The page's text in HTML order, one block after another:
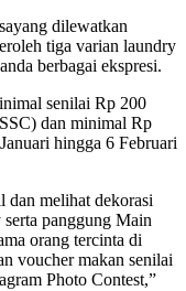
dilewatkan
tiga varian laundry
berbagai ekspresi.
senilai Rp 200
dan minimal Rp
hingga 6 Februari
dan melihat dekorasi
panggung Main
orang tercinta di
voucher makan senilai
Photo Contest,”